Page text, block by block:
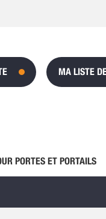
MA LISTE
PORTES ET PORTAILS